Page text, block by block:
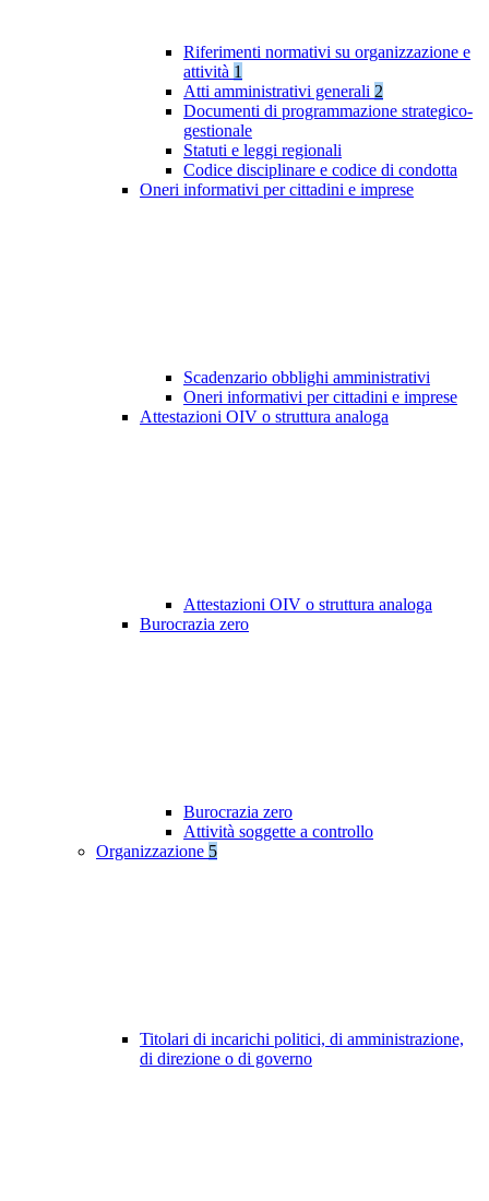
Riferimenti normativi su organizzazione e
attività 1
Atti amministrativi generali 2
Documenti di programmazione strategico-
gestionale
Statuti e leggi regionali
Codice disciplinare e codice di condotta
Oneri informativi per cittadini e imprese
Scadenzario obblighi amministrativi
Oneri informativi per cittadini e imprese
Attestazioni OIV o struttura analoga
Attestazioni OIV o struttura analoga
Burocrazia zero
Burocrazia zero
Attività soggette a controllo
Organizzazione 5
Titolari di incarichi politici, di amministrazione,
di direzione o di governo